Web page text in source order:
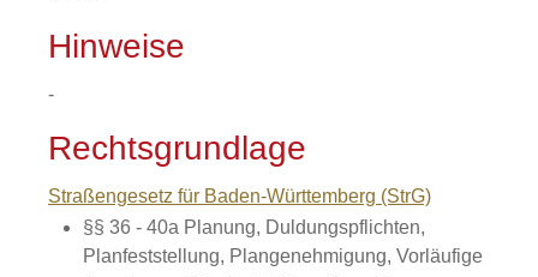
Hinweise
-
Rechtsgrundlage
Straßengesetz für Baden-Württemberg (StrG)
§§ 36 - 40a Planung, Duldungspflichten,
Planfeststellung, Plangenehmigung, Vorläufige